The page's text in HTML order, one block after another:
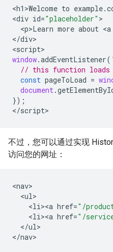
<h1>Welcome to example.
<div id="placeholder"
<p>Learn more about <a
</div>
<script
window.addEventListener(
// this function loads
const pageToLoad =
document.
});
</script>
不过，您可以通过实现
访问您的网址：
<nav
<ul
<li><a href="/
<li><a href="/
</ul>
</nav>